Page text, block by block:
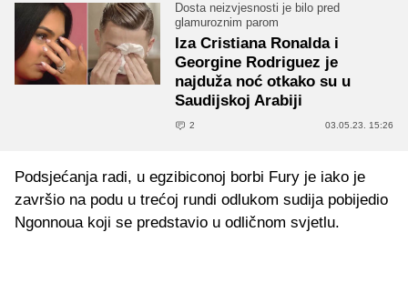
Dosta neizvjesnosti je bilo pred
glamuroznim parom
Iza Cristiana Ronalda i
Georgine Rodriguez je
najduža noć otkako su u
Saudijskoj Arabiji
2 03.05.23. 15:26
Podsjećanja radi, u egzibiconoj borbi Fury je iako je
završio na podu u trećoj rundi odlukom sudija pobijedio
Ngonnoua koji se predstavio u odličnom svjetlu.